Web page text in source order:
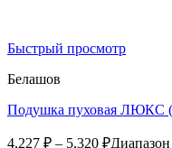
Быстрый просмотр
Белашов
Подушка пуховая ЛЮКС
4,227 ₽ – 5,320 ₽